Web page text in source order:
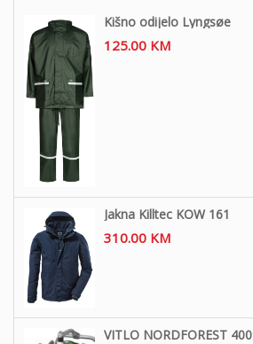
Kišno odijelo Lyngsøe
125.00 KM
Jakna Killtec KOW 161
310.00 KM
VITLO NORDFOREST 400